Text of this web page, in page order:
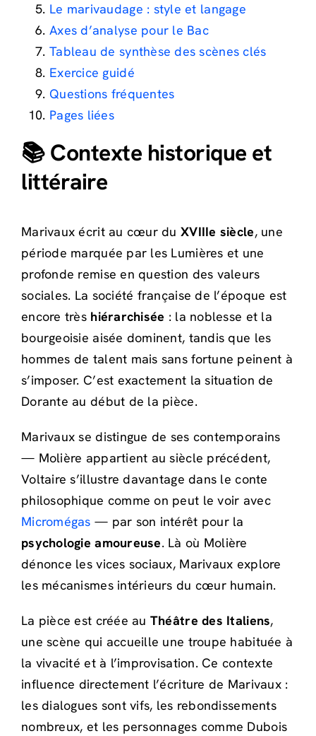
Le marivaudage : style et langage
Axes d’analyse pour le Bac
Tableau de synthèse des scènes clés
Exercice guidé
Questions fréquentes
Pages liées
📚 Contexte historique et
littéraire
Marivaux écrit au cœur duXVIIIe siècle, une
période marquée par les Lumières et une
profonde remise en question des valeurs
sociales. La société française de l’époque est
encore très hiérarchisée : la noblesse et la
bourgeoisie aisée dominent, tandis que les
hommes de talent mais sans fortune peinent à
s’imposer. C’est exactement la situation de
Dorante au début de la pièce.
Marivaux se distingue de ses contemporains
— Molière appartient au siècle précédent,
Voltaire s’illustre davantage dans le conte
philosophique comme on peut le voir avec
Micromégas — par son intérêt pour la
psychologie amoureuse. Là où Molière
dénonce les vices sociaux, Marivaux explore
les mécanismes intérieurs du cœur humain.
La pièce est créée au Théâtre des Italiens,
une scène qui accueille une troupe habituée à
la vivacité et à l’improvisation. Ce contexte
influence directement l’écriture de Marivaux :
les dialogues sont vifs, les rebondissements
nombreux, et les personnages comme Dubois